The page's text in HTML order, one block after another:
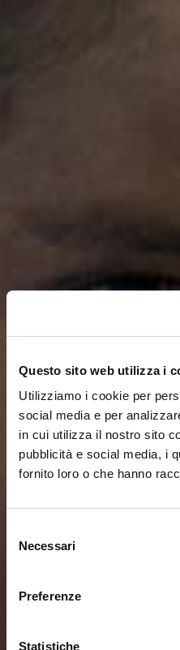
Questo sito web utilizza i
Utilizziamo i cookie per
social media e per
in cui utilizza il nostro sito
pubblicità e social media, i
fornito loro o che hanno
delNecessari
Preferenze
Statistiche